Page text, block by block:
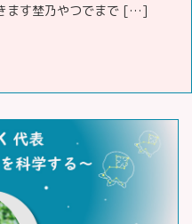
ます埜乃やつでまで […]